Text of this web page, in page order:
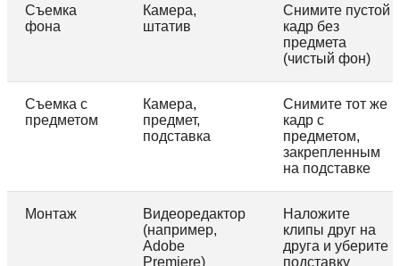
Съемка
фона
Камера,
штатив
Снимите пустой
кадр без
предмета
(чистый фон)
Съемка с
предметом
Камера,
предмет,
подставка
Снимите тот же
кадр с
предметом,
закрепленным
на подставке
Монтаж
Видеоредактор
(например,
Adobe
Premiere)
Наложите
клипы друг на
друга и уберите
подставку